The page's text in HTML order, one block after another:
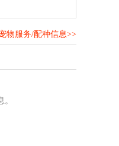
物服务/配种信息>>